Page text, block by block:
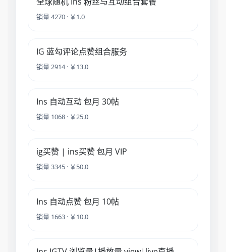
销量 4270 · ￥1.0
IG 蓝勾评论点赞组合服务
销量 2914 · ￥13.0
Ins 自动互动 包月 30帖
销量 1068 · ￥25.0
ig买赞 | ins买赞 包月 VIP
销量 3345 · ￥50.0
Ins 自动点赞 包月 10帖
销量 1663 · ￥10.0